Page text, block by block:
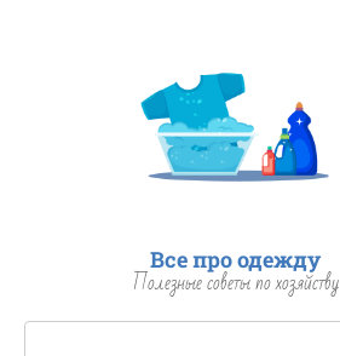
Все про одежду
Полезные советы по хозяйству
Поиск: